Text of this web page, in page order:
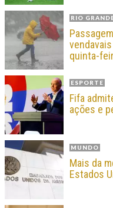
RIO
quinta-
ESPORTE
Fifa
ações e
MUNDO
Mais da
Estados